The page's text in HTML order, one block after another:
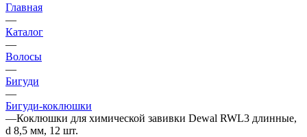
Главная
—
Каталог
—
Волосы
—
Бигуди
—
Бигуди-коклюшки
—Коклюшки для химической завивки Dewal RWL3 длинные,
d 8,5 мм, 12 шт.